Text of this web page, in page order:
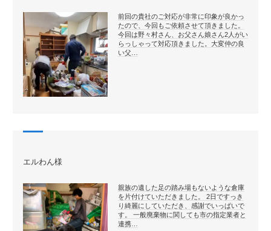
前回の貴社のご対応が非常に印象が良かっ
たので、今回もご依頼させて頂きました。
今回は野々村さん、お父さん娘さん2人がい
らっしゃって対応頂きました。大変仲の良
い父…
エルわん様
親族の遺した足の踏み場もないような倉庫
を片付けていただきました。 2日ですっき
り綺麗にしていただき、感謝でいっぱいで
す。 一般廃棄物に関しても市の指定業者と
連携…